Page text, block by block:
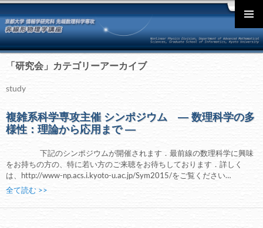
メインメ
ニュー
「研究会」カテゴリーアーカイブ
study
複雑系科学専攻主催 シンポジウム ― 数理科学の多
様性：理論から応用まで ―
下記のシンポジウムが開催されます．最前線の数理科学に興味
をお持ちの方の、特に若い方のご来聴をお待ちしております．詳しく
は、http://www-np.acs.i.kyoto-u.ac.jp/Sym2015/をご覧ください…
全て読む >>